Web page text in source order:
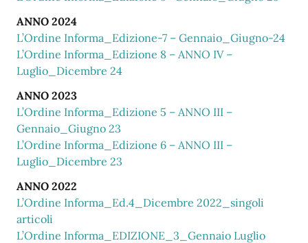
ANNO 2024
L’Ordine Informa_Edizione-7 – Gennaio_Giugno-24
L’Ordine Informa_Edizione 8 – ANNO IV –
Luglio_Dicembre 24
ANNO 2023
L’Ordine Informa_Edizione 5 – ANNO III –
Gennaio_Giugno 23
L’Ordine Informa_Edizione 6 – ANNO III –
Luglio_Dicembre 23
ANNO 2022
L’Ordine Informa_Ed.4_Dicembre 2022_singoli
articoli
L’Ordine Informa_EDIZIONE_3_Gennaio Luglio